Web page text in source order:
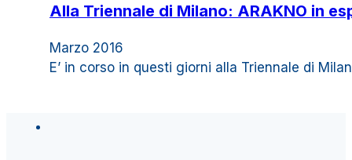
Alla Triennale di Milano: ARAKNO in
Marzo 2016
E’ in corso in questi giorni alla Triennale di